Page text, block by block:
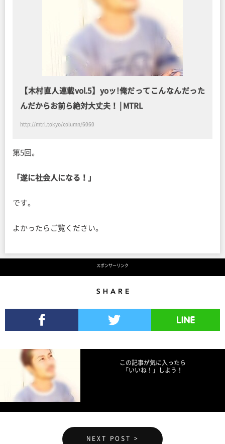
【木村直人連載vol.5】yoッ!俺だってこんなんだった
んだからお前ら絶対大丈夫！ | MTRL
http://mtrl.tokyo/column/6060
第5回。
「遂に社会人になる！」
です。
よかったらご覧ください。
スポンサーリンク
この記事が気に入ったら
「いいね！」しよう！
NEXT POST >